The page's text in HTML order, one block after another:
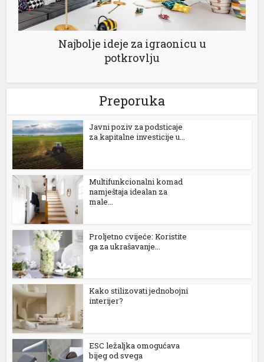
Najbolje ideje za igraonicu u
potkrovlju
Preporuka
Јavni poziv za podsticaje
za kapitalne investicije u...
Multifunkcionalni komad
namještaja idealan za
male...
Proljetno cvijeće: Koristite
ga za ukrašavanje...
Kako stilizovati jednobojni
interijer?
ESC ležaljka omogućava
bijeg od svega